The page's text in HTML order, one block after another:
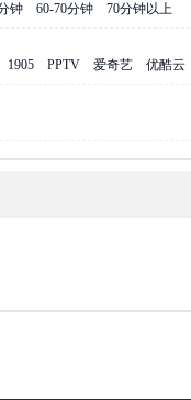
钟 60-70分钟 70分钟以上
1905 PPTV 爱奇艺 优酷云